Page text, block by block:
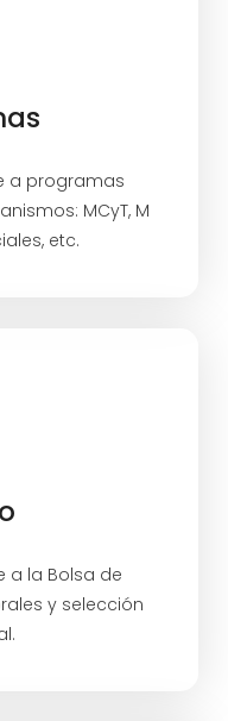
a programas
MCyT, M
etc.
a la Bolsa de
y selección